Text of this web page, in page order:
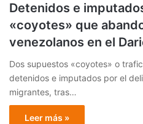
Detenidos e
«coyotes» que
venezolanos en el
Dos supuestos «coyotes» o
detenidos e imputados por el
migrantes, tras…
Leer más »